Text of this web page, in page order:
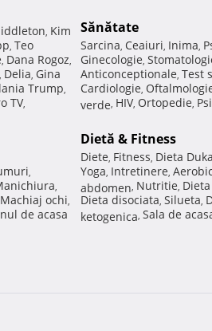
, Kim
, Teo
, Dana Rogoz,
, Delia, Gina
Trump,
TV,
,
,
Machiaj ochi,
de acasa
Sănătate
Sarcina, Ceaiuri, Inima,
Ginecologie,
Anticonceptionale, Test
Cardiologie,
verde, HIV, Ortopedie,
Dietă & Fitness
Diete, Fitness, Dieta
Yoga, Intretinere, Aerobic
abdomen, Nutritie,
Dieta disociata, Silueta,
ketogenica, Sala de